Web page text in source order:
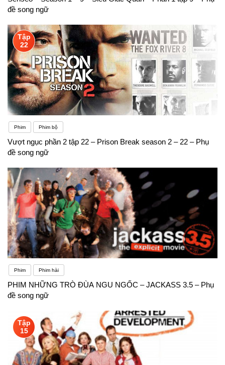
đề song ngữ
Tập
22
Phim Phim bộ
Vượt ngục phần 2 tập 22 – Prison Break season 2 – 22 – Phụ
đề song ngữ
Phim Phim hài
PHIM NHỮNG TRÒ ĐÙA NGU NGỐC – JACKASS 3.5 – Phụ
đề song ngữ
Tập
15